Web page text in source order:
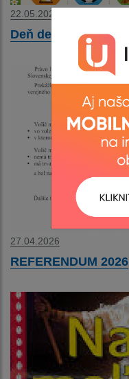
22.05.2026
Deň detí 2026
27.04.2026
REFERENDUM 2026